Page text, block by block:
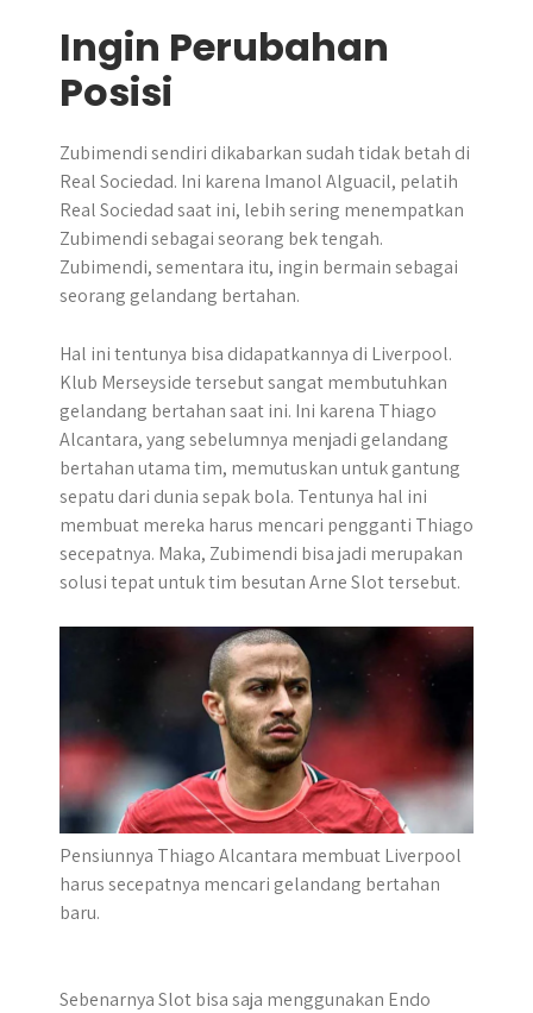
Ingin Perubahan
Posisi
Zubimendi sendiri dikabarkan sudah tidak betah di
Real Sociedad. Ini karena Imanol Alguacil, pelatih
Real Sociedad saat ini, lebih sering menempatkan
Zubimendi sebagai seorang bek tengah.
Zubimendi, sementara itu, ingin bermain sebagai
seorang gelandang bertahan.
Hal ini tentunya bisa didapatkannya di Liverpool.
Klub Merseyside tersebut sangat membutuhkan
gelandang bertahan saat ini. Ini karena Thiago
Alcantara, yang sebelumnya menjadi gelandang
bertahan utama tim, memutuskan untuk gantung
sepatu dari dunia sepak bola. Tentunya hal ini
membuat mereka harus mencari pengganti Thiago
secepatnya. Maka, Zubimendi bisa jadi merupakan
solusi tepat untuk tim besutan Arne Slot tersebut.
Pensiunnya Thiago Alcantara membuat Liverpool
harus secepatnya mencari gelandang bertahan
baru.
Sebenarnya Slot bisa saja menggunakan Endo